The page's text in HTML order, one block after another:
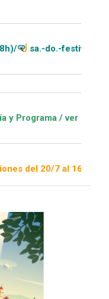
(11-20h)
Escuelas Deportivas
16/8 / Sorteo 1 de